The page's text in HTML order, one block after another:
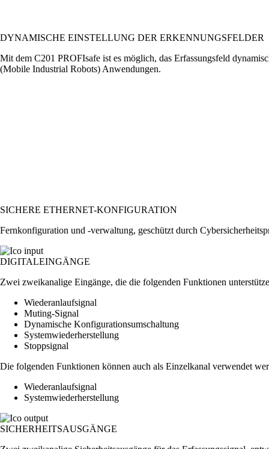
DYNAMISCHE EINSTELLUNG DER ERKENNUNGSFELDER
Mit dem C201 PROFIsafe ist es möglich, das Erfassungsfeld
(Mobile Industrial Robots) Anwendungen.
SICHERE ETHERNET-KONFIGURATION
Fernkonfiguration und -verwaltung, geschützt durch
DIGITALEINGÄNGE
Zwei zweikanalige Eingänge, die die folgenden Funktionen
Wiederanlaufsignal
Muting-Signal
Dynamische Konfigurationsumschaltung
Systemwiederherstellung
Stoppsignal
Die folgenden Funktionen können auch als Einzelkanal verwendet
Wiederanlaufsignal
Systemwiederherstellung
SICHERHEITSAUSGÄNGE